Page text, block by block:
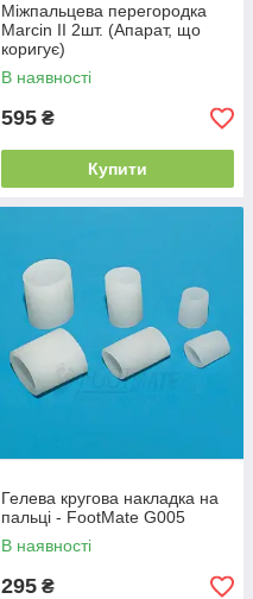
Міжпальцева перегородка
Marcin II 2шт. (Апарат, що
коригує)
В наявності
595 ₴
Купити
Гелева кругова накладка на
пальці - FootMate G005
В наявності
295 ₴